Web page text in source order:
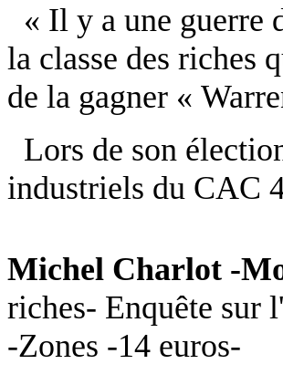
« Il y a une guerre
la classe des riches
de la gagner «
Lors de son
industriels du CAC
Michel Charlot -
riches- Enquête sur
-Zones -14 euros-